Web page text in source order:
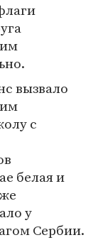
вызвало
с
белая и
у
Сербии.